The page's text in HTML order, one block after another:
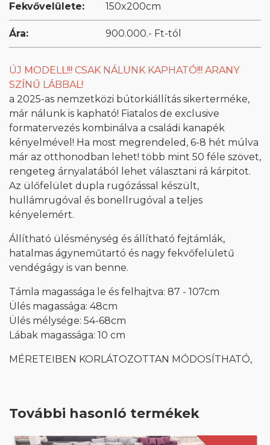
Fekvővelülete: 150x200cm
Ára: 900.000.- Ft-tól
ÚJ MODELL!!! CSAK NÁLUNK KAPHATÓ!!! ARANY
SZÍNŰ LÁBBAL!
a 2025-as nemzetközi bútorkiállítás sikerterméke,
már nálunk is kapható! Fiatalos de exclusive
formatervezés kombinálva a családi kanapék
kényelmével! Ha most megrendeled, 6-8 hét múlva
már az otthonodban lehet! több mint 50 féle szövet,
rengeteg árnyalatából lehet választani rá kárpitot.
Az ülőfelület dupla rugózással készült,
hullámrugóval és bonellrugóval a teljes
kényelemért.
Állítható ülésménység és állítható fejtámlák,
hatalmas ágyneműtartó és nagy fekvőfelületű
vendégágy is van benne.
Támla magassága le és felhajtva: 87 - 107cm
Ülés magassága: 48cm
Ülés mélysége: 54-68cm
Lábak magassága: 10 cm
MÉRETEIBEN KORLÁTOZOTTAN MÓDOSÍTHATÓ,
További hasonló termékek